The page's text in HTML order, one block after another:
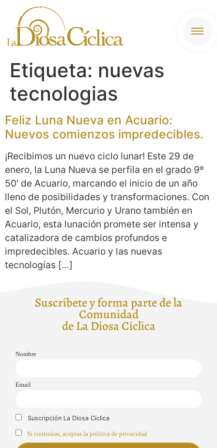
contenido
Etiqueta: nuevas
tecnologias
Feliz Luna Nueva en Acuario:
Nuevos comienzos impredecibles.
¡Recibimos un nuevo ciclo lunar! Este 29 de
enero, la Luna Nueva se perfila en el grado 9º
50′ de Acuario, marcando el inicio de un año
lleno de posibilidades y transformaciones. Con
el Sol, Plutón, Mercurio y Urano también en
Acuario, esta lunación promete ser intensa y
catalizadora de cambios profundos e
impredecibles. Acuario y las nuevas
tecnologías […]
Suscríbete y forma parte de la
Comunidad
de La Diosa Cíclica
Nombre
Email
Suscripción La Diosa Cíclica
Si continúas, aceptas la política de privacidad